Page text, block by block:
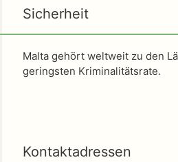
Sicherheit
Malta gehört weltweit zu den
geringsten Kriminalitätsrate.
Kontaktadressen